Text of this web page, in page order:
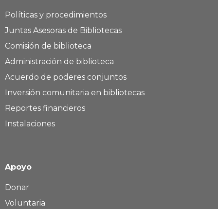
Políticas y procedimientos
Juntas Asesoras de Bibliotecas
Comisión de biblioteca
Administración de biblioteca
Acuerdo de poderes conjuntos
Inversión comunitaria en bibliotecas
Reportes financieros
Instalaciones
Apoyo
Donar
Voluntaria